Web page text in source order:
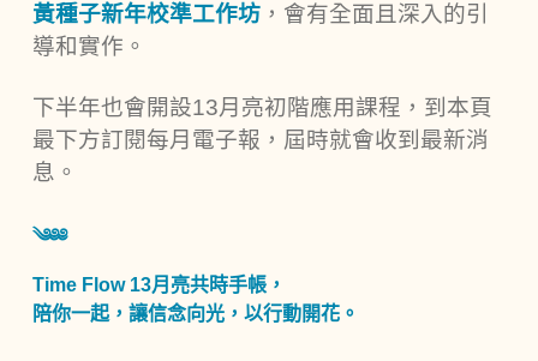
黃種子新年校準工作坊，會有全面且深入的引
導和實作。
下半年也會開設13月亮初階應用課程，到本頁
最下方訂閱每月電子報，屆時就會收到最新消
息。
༄༅༅
Time Flow 13月亮共時手帳，
陪你一起，讓信念向光，以行動開花。